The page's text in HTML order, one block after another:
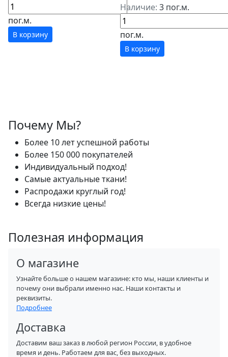
пог.м.
В корзину
Наличие: 3 пог.м.
пог.м.
В корзину
Почему Мы?
Более 10 лет успешной работы
Более 150 000 покупателей
Индивидуальный подход!
Самые актуальные ткани!
Распродажи круглый год!
Всегда низкие цены!
Полезная информация
О магазине
Узнайте больше о нашем магазине: кто мы, наши клиенты и
почему они выбрали именно нас. Наши контакты и
реквизиты.
Подробнее
Доставка
Доставим ваш заказ в любой регион России, в удобное
время и день. Работаем для вас, без выходных.